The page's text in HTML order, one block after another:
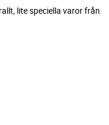
lite speciella varor från